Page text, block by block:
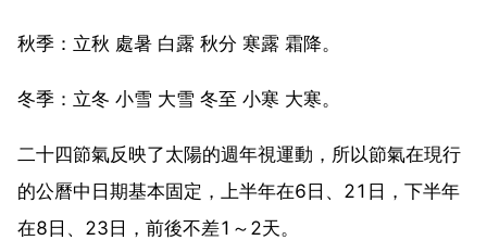
秋季：立秋 處暑 白露 秋分 寒露 霜降。
冬季：立冬 小雪 大雪 冬至 小寒 大寒。
二十四節氣反映了太陽的週年視運動，所以節氣在現行
的公曆中日期基本固定，上半年在6日、21日，下半年
在8日、23日，前後不差1～2天。